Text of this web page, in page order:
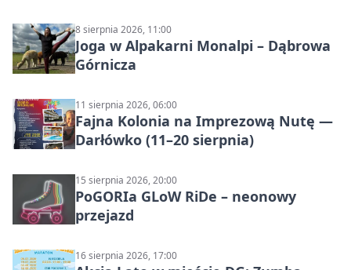
8 sierpnia 2026, 11:00
Joga w Alpakarni Monalpi – Dąbrowa
Górnicza
11 sierpnia 2026, 06:00
Fajna Kolonia na Imprezową Nutę —
Darłówko (11–20 sierpnia)
15 sierpnia 2026, 20:00
PoGORIa GLoW RiDe – neonowy
przejazd
16 sierpnia 2026, 17:00